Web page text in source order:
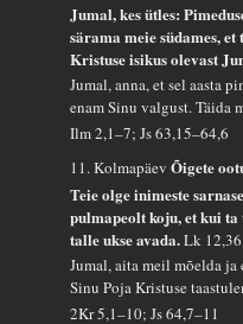
Jumal, kes ütles:
särama meie südames, et
Kristuse isikus olevast
Jumal, anna, et sel aasta
enam Sinu valgust. Täida
Ilm 2,1–7; Js 63,15–64,6
11. KolmapäevÕigete
Teie olge inimeste
pulmapeolt koju, et kui
talle ukse avada.Lk 12,36
Jumal, aita meil mõelda ja
Sinu Poja Kristuse
2Kr 5,1–10; Js 64,7–11